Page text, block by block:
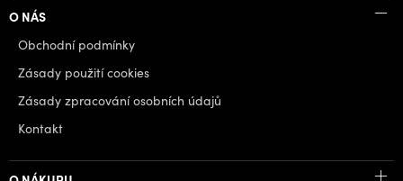
O NÁS
Obchodní podmínky
Zásady použití cookies
Zásady zpracování osobních údajů
Kontakt